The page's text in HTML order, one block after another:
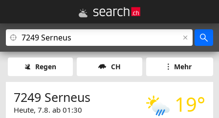
Regen CH Mehr
19°
7249 Serneus
Heute, 7.8. ab 01:30